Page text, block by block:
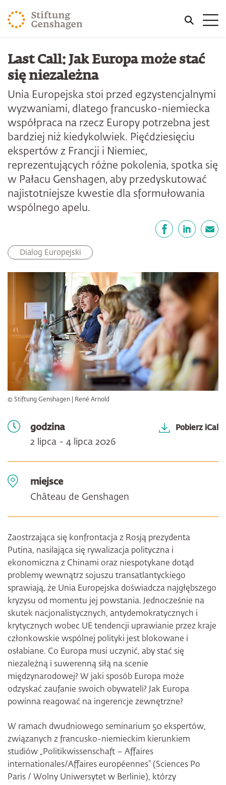
PRZJDŹ DO TREŚCI GŁÓWNEJ
PRZEJDŹ DO WYSZUKIWARKI
Last Call: Jak Europa może stać
się niezależna
Unia Europejska stoi przed egzystencjalnymi
wyzwaniami, dlatego francusko-niemiecka
współpraca na rzecz Europy potrzebna jest
bardziej niż kiedykolwiek. Pięćdziesięciu
ekspertów z Francji i Niemiec,
reprezentujących różne pokolenia, spotka się
w Pałacu Genshagen, aby przedyskutować
najistotniejsze kwestie dla sformułowania
wspólnego apelu.
Dialog Europejski
© Stiftung Genshagen | René Arnold
godzina
2 lipca - 4 lipca 2026
Pobierz iCal
miejsce
Château de Genshagen
Zaostrzająca się konfrontacja z Rosją prezydenta
Putina, nasilająca się rywalizacja polityczna i
ekonomiczna z Chinami oraz niespotykane dotąd
problemy wewnątrz sojuszu transatlantyckiego
sprawiają, że Unia Europejska doświadcza najgłębszego
kryzysu od momentu jej powstania. Jednocześnie na
skutek nacjonalistycznych, antydemokratycznych i
krytycznych wobec UE tendencji uprawianie przez kraje
członkowskie wspólnej polityki jest blokowane i
osłabiane. Co Europa musi uczynić, aby stać się
niezależną i suwerenną siłą na scenie
międzynarodowej? W jaki sposób Europa może
odzyskać zaufanie swoich obywateli? Jak Europa
powinna reagować na ingerencje zewnętrzne?
W ramach dwudniowego seminarium 50 ekspertów,
związanych z francusko-niemieckim kierunkiem
studiów „Politikwissenschaft – Affaires
internationales/Affaires européennes” (Sciences Po
Paris / Wolny Uniwersytet w Berlinie), którzy